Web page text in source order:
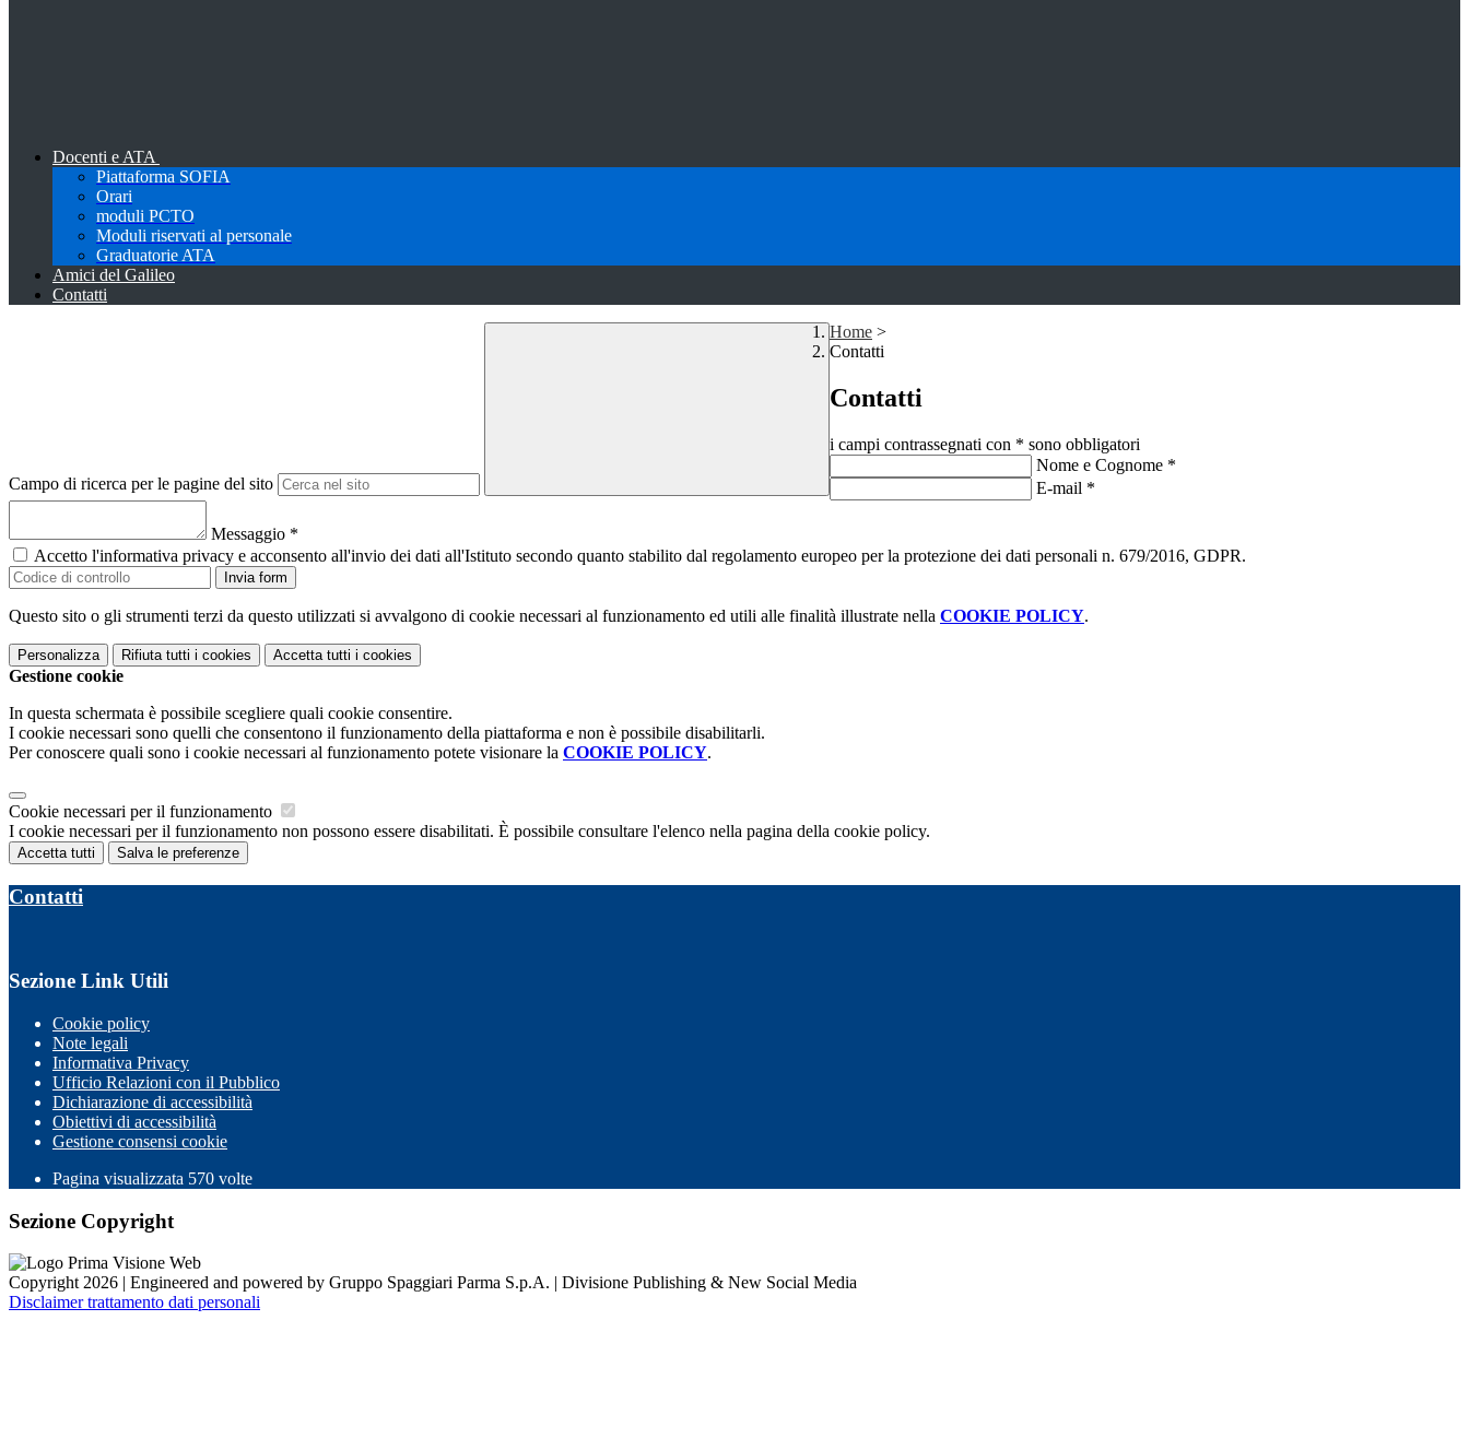
Docenti e ATA
Piattaforma SOFIA
Orari
moduli PCTO
Moduli riservati al personale
Graduatorie ATA
Amici del Galileo
Contatti
Campo di ricerca per le pagine del sito
Home >
Contatti
Contatti
i campi contrassegnati con * sono obbligatori
Nome e Cognome *
E-mail *
Messaggio *
Accetto l'informativa privacy e acconsento all'invio dei dati all'Istituto secondo quanto stabilito dal regolamento europeo per la protezione dei dati personali n. 679/2016, GDPR.
Invia form
Questo sito o gli strumenti terzi da questo utilizzati si avvalgono di cookie necessari al funzionamento ed utili alle finalità illustrate nella COOKIE POLICY.
Personalizza Rifiuta tutti i cookies Accetta tutti i cookies
Gestione cookie
In questa schermata è possibile scegliere quali cookie consentire.
I cookie necessari sono quelli che consentono il funzionamento della piattaforma e non è possibile disabilitarli.
Per conoscere quali sono i cookie necessari al funzionamento potete visionare la COOKIE POLICY.
Cookie necessari per il funzionamento
I cookie necessari per il funzionamento non possono essere disabilitati. È possibile consultare l'elenco nella pagina della cookie policy.
Accetta tutti Salva le preferenze
Contatti
Sezione Link Utili
Cookie policy
Note legali
Informativa Privacy
Ufficio Relazioni con il Pubblico
Dichiarazione di accessibilità
Obiettivi di accessibilità
Gestione consensi cookie
Pagina visualizzata 570 volte
Sezione Copyright
Copyright 2026 | Engineered and powered by Gruppo Spaggiari Parma S.p.A. | Divisione Publishing & New Social Media
Disclaimer trattamento dati personali